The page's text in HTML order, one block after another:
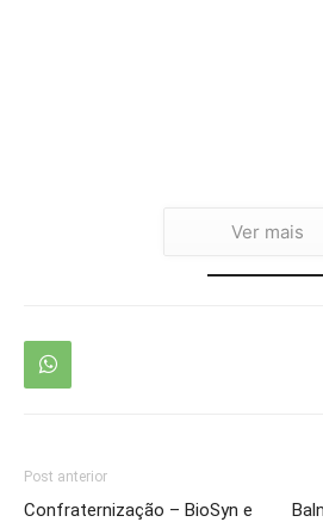
Ver mais
Post anterior
Confraternização – BioSyn e